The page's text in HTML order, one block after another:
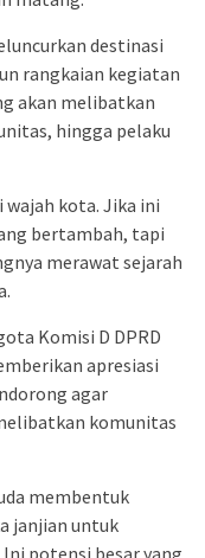
destinasi
rangkaian kegiatan
akan melibatkan
hingga pelaku
wajah kota. Jika ini
bertambah, tapi
merawat sejarah
Komisi D DPRD
apresiasi
agar
komunitas
membentuk
janjian untuk
potensi besar yang